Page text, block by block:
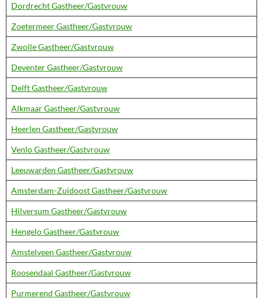
Dordrecht Gastheer/Gastvrouw
Zoetermeer Gastheer/Gastvrouw
Zwolle Gastheer/Gastvrouw
Deventer Gastheer/Gastvrouw
Delft Gastheer/Gastvrouw
Alkmaar Gastheer/Gastvrouw
Heerlen Gastheer/Gastvrouw
Venlo Gastheer/Gastvrouw
Leeuwarden Gastheer/Gastvrouw
Amsterdam-Zuidoost Gastheer/Gastvrouw
Hilversum Gastheer/Gastvrouw
Hengelo Gastheer/Gastvrouw
Amstelveen Gastheer/Gastvrouw
Roosendaal Gastheer/Gastvrouw
Purmerend Gastheer/Gastvrouw